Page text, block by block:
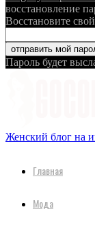
восстановление
Восстановите
Пароль будет
Женский блог на
Главная
Мода